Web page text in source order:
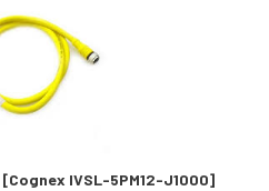
[Cognex IVSL-5PM12-J1000]